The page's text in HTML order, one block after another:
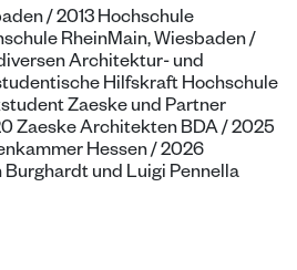
/ 2013 Hochschule
RheinMain, Wiesbaden /
Architektur- und
Hilfskraft Hochschule
Zaeske und Partner
Zaeske Architekten BDA / 2025
Hessen / 2026
und Luigi Pennella